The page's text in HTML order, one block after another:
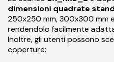
dimensioni quadrate
250x250 mm, 300x300 mm
rendendolo facilmente
Inoltre, gli utenti possono
coperture: